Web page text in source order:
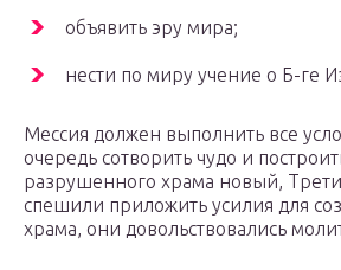
объявить эру мира;
нести по миру учение о Б-ге
Мессия должен выполнить все
очередь сотворить чудо и
разрушенного храма новый,
спешили приложить усилия для
храма, они довольствовались